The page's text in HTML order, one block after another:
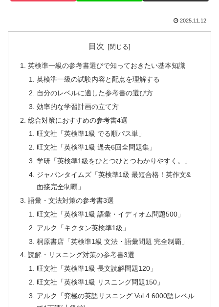
2025.11.12
目次
英検準一級の参考書選びで知っておきたい基本知識
英検準一級の試験内容と配点を理解する
自分のレベルに適した参考書の選び方
効率的な学習計画の立て方
総合対策におすすめの参考書4選
旺文社「英検準1級 でる順パス単」
旺文社「英検準1級 過去6回全問題集」
学研「英検準1級をひとつひとつわかりやすく。」
ジャパンタイムズ「英検準1級 最短合格！英作文&
面接完全制覇」
語彙・文法対策の参考書3選
旺文社「英検準1級 語彙・イディオム問題500」
アルク「キクタン英検準1級」
桐原書店「英検準1級 文法・語彙問題 完全制覇」
読解・リスニング対策の参考書3選
旺文社「英検準1級 長文読解問題120」
旺文社「英検準1級 リスニング問題150」
アルク「究極の英語リスニング Vol.4 6000語レベル